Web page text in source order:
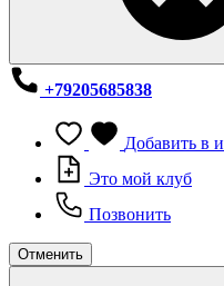
+79205685838
Добавить в
Это мой клуб
Позвонить
Отменить